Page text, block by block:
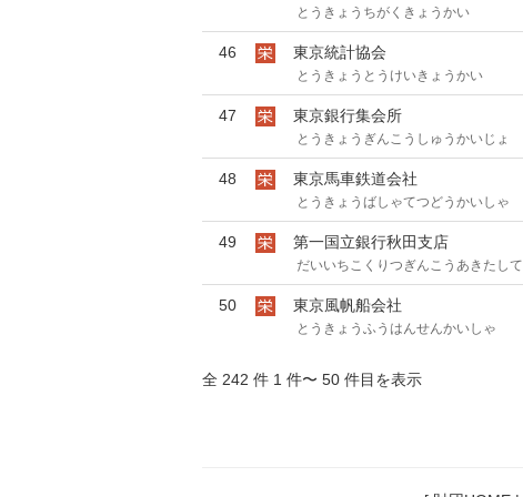
とうきょうちがくきょうかい
46 東京統計協会
とうきょうとうけいきょうかい
47 東京銀行集会所
とうきょうぎんこうしゅうかいじょ
48 東京馬車鉄道会社
とうきょうばしゃてつどうかいしゃ
49 第一国立銀行秋田支店
だいいちこくりつぎんこうあきたし
50 東京風帆船会社
とうきょうふうはんせんかいしゃ
全 242 件 1 件〜 50 件目を表示